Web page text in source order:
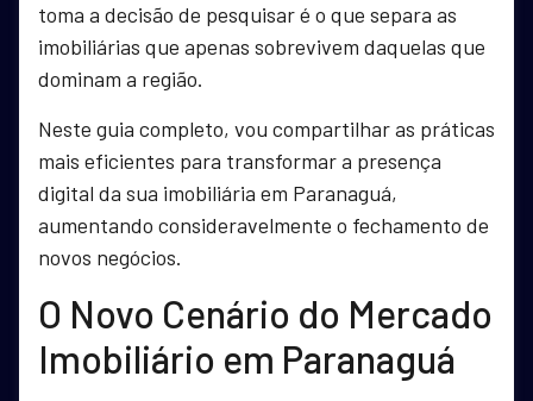
toma a decisão de pesquisar é o que separa as
imobiliárias que apenas sobrevivem daquelas que
dominam a região.
Neste guia completo, vou compartilhar as práticas
mais eficientes para transformar a presença
digital da sua imobiliária em Paranaguá,
aumentando consideravelmente o fechamento de
novos negócios.
O Novo Cenário do Mercado
Imobiliário em Paranaguá